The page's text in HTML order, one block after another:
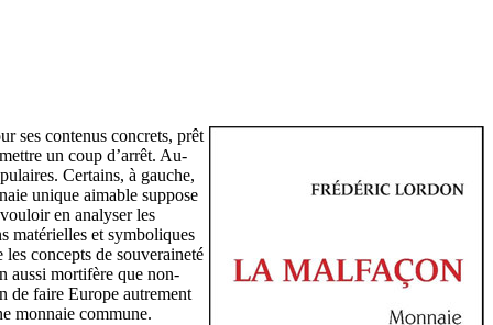
ses contenus concrets, prêt
un coup d’arrêt. Au-
Certains, à gauche,
unique aimable suppose
en analyser les
matérielles et symboliques
concepts de souveraineté
aussi mortifère que non-
de faire Europe autrement
monnaie commune.